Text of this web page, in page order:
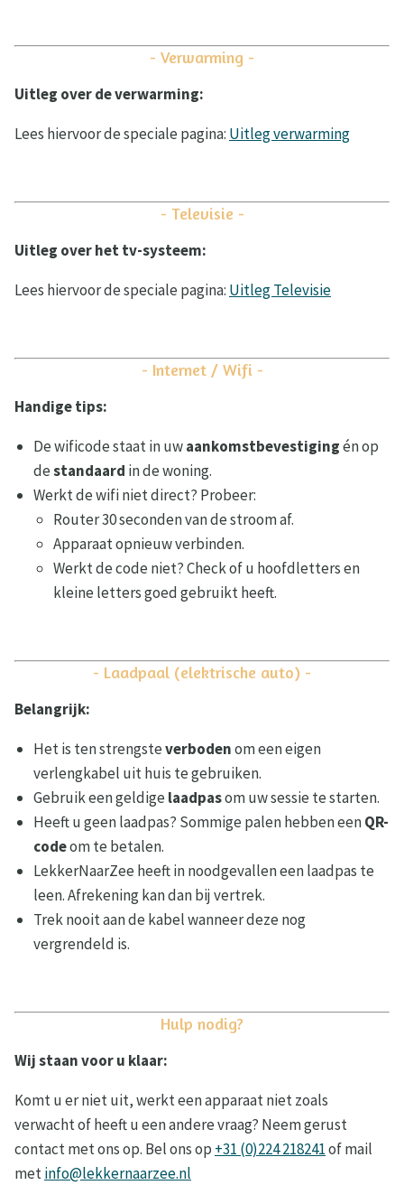
- Verwarming -
Uitleg over de verwarming:
Lees hiervoor de speciale pagina: Uitleg verwarming
- Televisie -
Uitleg over het tv-systeem:
Lees hiervoor de speciale pagina: Uitleg Televisie
- Internet / Wifi -
Handige tips:
De wificode staat in uwaankomstbevestigingén op
destandaard in de woning.
Werkt de wifi niet direct? Probeer:
Router 30 seconden van de stroom af.
Apparaat opnieuw verbinden.
Werkt de code niet? Check of u hoofdletters en
kleine letters goed gebruikt heeft.
- Laadpaal (elektrische auto) -
Belangrijk:
Het is ten strengsteverbodenom een eigen
verlengkabel uit huis te gebruiken.
Gebruik een geldige laadpasom uw sessie te starten.
Heeft u geen laadpas? Sommige palen hebben eenQR-
codeom te betalen.
LekkerNaarZee heeft in noodgevallen een laadpas te
leen. Afrekening kan dan bij vertrek.
Trek nooit aan de kabel wanneer deze nog
vergrendeld is.
Hulp nodig?
Wij staan voor u klaar:
Komt u er niet uit, werkt een apparaat niet zoals
verwacht of heeft u een andere vraag? Neem gerust
contact met ons op. Bel ons op +31 (0)224 218241of mail
metinfo@lekkernaarzee.nl